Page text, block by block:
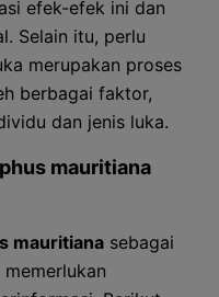
efek-efek ini dan
Selain itu, perlu
merupakan proses
berbagai faktor,
dan jenis luka.
mauritiana
mauritiana sebagai